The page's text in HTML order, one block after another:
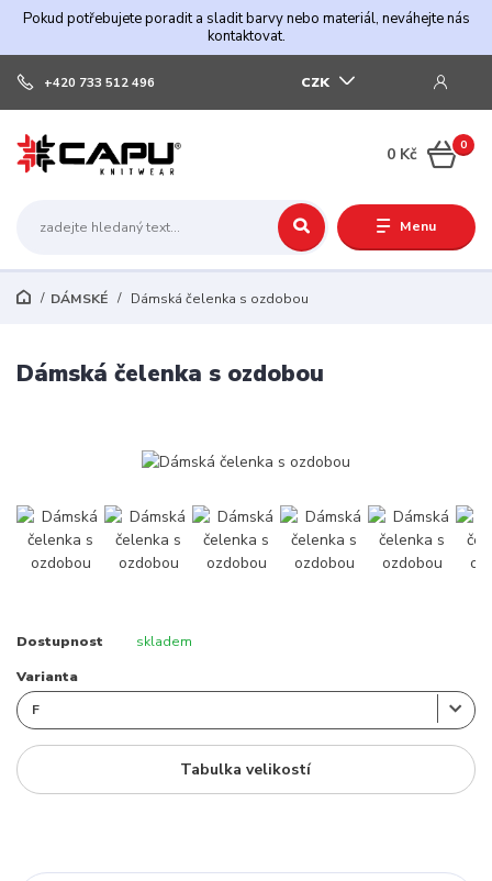
Pokud potřebujete poradit a sladit barvy nebo materiál, neváhejte nás
kontaktovat.
Menu
CZK
+420 733 512 496
0
0 Kč
DÁMSKÉ Dámská čelenka s ozdobou
Dámská čelenka s ozdobou
Dostupnost skladem
Varianta
Tabulka velikostí